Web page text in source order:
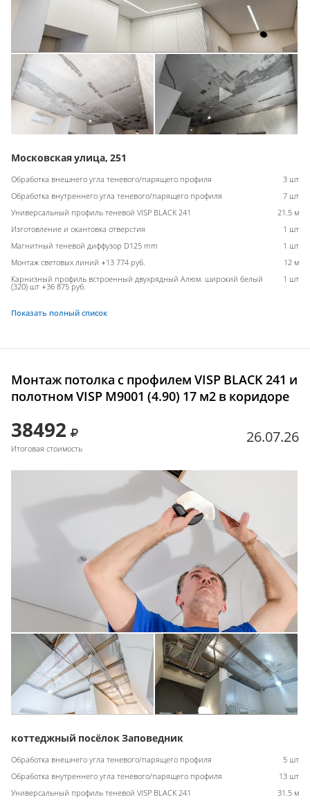
Московская улица, 251
Обработка внешнего угла теневого/парящего профиля
3 шт
Обработка внутреннего угла теневого/парящего профиля
7 шт
Универсальный профиль теневой VISP BLACK 241
21.5 м
Изготовление и окантовка отверстия
1 шт
Магнитный теневой диффузор D125 mm
1 шт
Монтаж световых линий +13 774 руб.
12 м
Карнизный профиль встроенный двухрядный Алюм. широкий белый
(320) шт +36 875 руб.
1 шт
Показать полный список
Монтаж потолка с профилем VISP BLACK 241 и
полотном VISP M9001 (4.90) 17 м2 в коридоре
38492
Итоговая стоимость
26.07.26
коттеджный посёлок Заповедник
Обработка внешнего угла теневого/парящего профиля
5 шт
Обработка внутреннего угла теневого/парящего профиля
13 шт
Универсальный профиль теневой VISP BLACK 241
31.5 м